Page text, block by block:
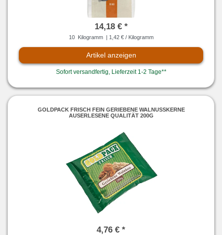
14,18 € *
10 Kilogramm | 1,42 € / Kilogramm
Artikel anzeigen
Sofort versandfertig, Lieferzeit 1-2 Tage**
GOLDPACK FRISCH FEIN GERIEBENE WALNUSSKERNE
AUSERLESENE QUALITÄT 200G
4,76 € *